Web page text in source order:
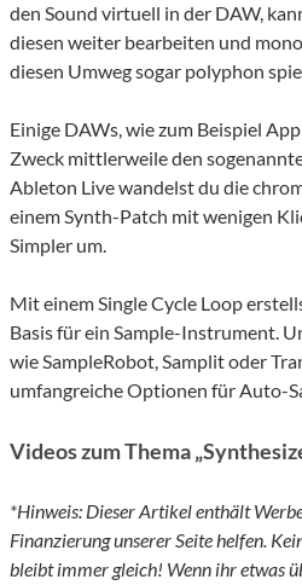
den Sound virtuell in der DAW,
diesen weiter bearbeiten und
diesen Umweg sogar polyphon
Einige DAWs, wie zum Beispiel
Zweck mittlerweile den
Ableton Live wandelst du die
einem Synth-Patch mit wenigen
Simpler um.
Mit einem Single Cycle Loop
Basis für ein Sample-Instrument.
wie SampleRobot, Samplit oder
umfangreiche Optionen für Auto-
Videos zum Thema
*Hinweis: Dieser Artikel enthält
Finanzierung unserer Seite helfen.
bleibt immer gleich! Wenn ihr etwas